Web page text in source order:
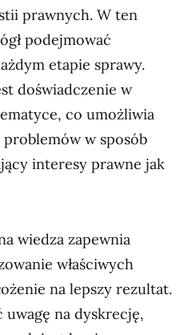
prawnych. W ten
podejmować
etapie sprawy.
doświadczenie w
co umożliwia
w sposób
interesy prawne jak
wiedza zapewnia
właściwych
na lepszy rezultat.
na dyskrecję,